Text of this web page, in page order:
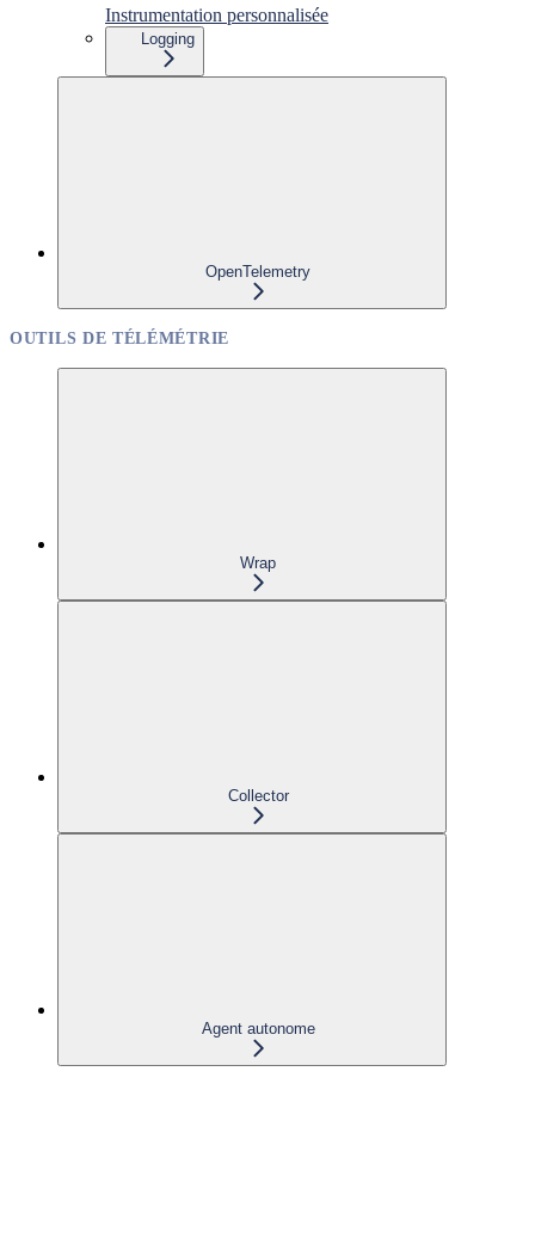
Instrumentation personnalisée
Logging
OpenTelemetry
OUTILS DE TÉLÉMÉTRIE
Wrap
Collector
Agent autonome